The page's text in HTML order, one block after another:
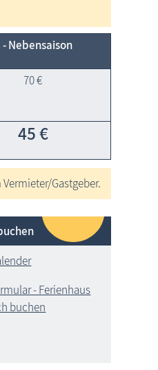
- Neben­saison
70 €
45 €
Gastgeber.
- Ferienhaus
buchen